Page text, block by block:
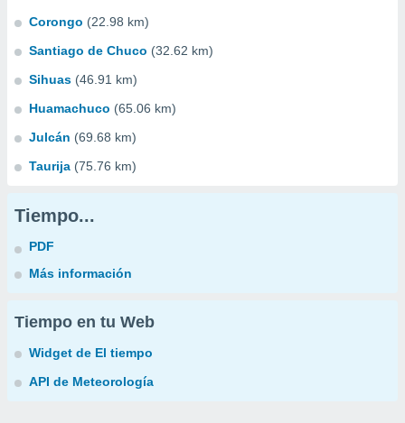
Corongo (22.98 km)
Santiago de Chuco (32.62 km)
Sihuas (46.91 km)
Huamachuco (65.06 km)
Julcán (69.68 km)
Taurija (75.76 km)
Tiempo...
PDF
Más información
Tiempo en tu Web
Widget de El tiempo
API de Meteorología